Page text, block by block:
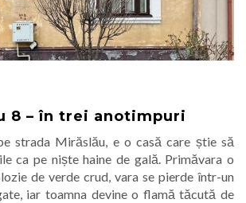
8 – în trei anotimpuri
strada Mirăslău, e o casă care știe să
ca pe niște haine de gală. Primăvara o
de verde crud, vara se pierde într-un
iar toamna devine o flamă tăcută de